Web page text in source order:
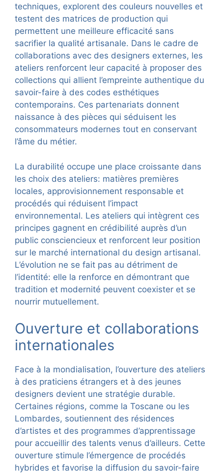
techniques, explorent des couleurs nouvelles et
testent des matrices de production qui
permettent une meilleure efficacité sans
sacrifier la qualité artisanale. Dans le cadre de
collaborations avec des designers externes, les
ateliers renforcent leur capacité à proposer des
collections qui allient l’empreinte authentique du
savoir-faire à des codes esthétiques
contemporains. Ces partenariats donnent
naissance à des pièces qui séduisent les
consommateurs modernes tout en conservant
l’âme du métier.
La durabilité occupe une place croissante dans
les choix des ateliers: matières premières
locales, approvisionnement responsable et
procédés qui réduisent l’impact
environnemental. Les ateliers qui intègrent ces
principes gagnent en crédibilité auprès d’un
public consciencieux et renforcent leur position
sur le marché international du design artisanal.
L’évolution ne se fait pas au détriment de
l’identité: elle la renforce en démontrant que
tradition et modernité peuvent coexister et se
nourrir mutuellement.
Ouverture et collaborations
internationales
Face à la mondialisation, l’ouverture des ateliers
à des praticiens étrangers et à des jeunes
designers devient une stratégie durable.
Certaines régions, comme la Toscane ou les
Lombardes, soutiennent des résidences
d’artistes et des programmes d’apprentissage
pour accueillir des talents venus d’ailleurs. Cette
ouverture stimule l’émergence de procédés
hybrides et favorise la diffusion du savoir-faire